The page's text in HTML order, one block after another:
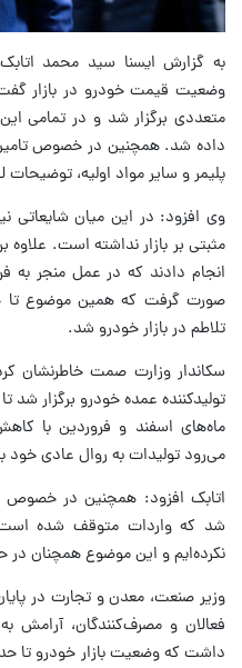
به گزارش ایسنا سید محمد
وضعیت قیمت خودرو در بازار
متعددی برگزار شد و در تمامی
داده شد. همچنین در خصوص تامین
پلیمر و سایر مواد اولیه، توضیحات
وی افزود: در این میان شایعاتی
مثبتی بر بازار نداشته است. علاوه
انجام دادند که در عمل منجر
صورت گرفت که همین موضوع تا
تلاطم در بازار خودرو شد.
سکاندار وزارت صمت خاطرنشان
تولیدکننده عمده خودرو برگزار شد
ماه‌های اسفند و فروردین با
می‌رود تولیدات به روال عادی خود
اتابک افزود: همچنین در خصوص
شد که واردات متوقف شده
نکرده‌ایم و این موضوع همچنان
وزیر صنعت، معدن و تجارت در
فعالان و مصرف‌کنندگان، آرامش به
داشت که وضعیت بازار خودرو تا حدی